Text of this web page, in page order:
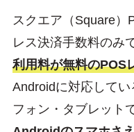
スクエア（Square）
レス決済手数料のみ
利用料が無料のPOS
Androidに対応して
フォン・タブレット